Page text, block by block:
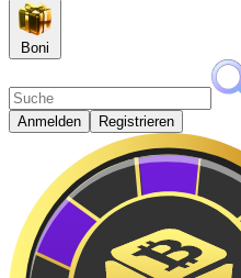
Boni
Anmelden Registrieren